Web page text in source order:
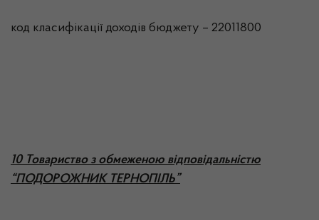
код класифікації доходів бюджету – 22011800
10 Товариство з обмеженою відповідальністю
“ПОДОРОЖНИК ТЕРНОПІЛЬ”